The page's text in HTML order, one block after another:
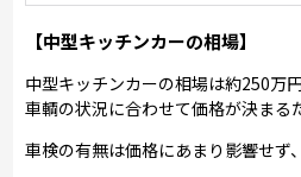
【中型キッチンカーの相場】
中型キッチンカーの相場は約250万
車輌の状況に合わせて価格が決まる
車検の有無は価格にあまり影響せず